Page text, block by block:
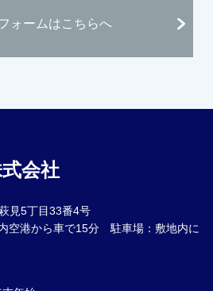
ォームはこちらへ
会社
見5丁目33番4号
空港から車で15分 駐車場：敷地内に